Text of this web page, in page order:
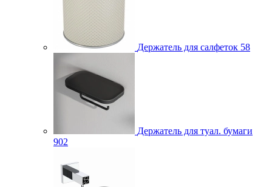
Держатель для салфеток 58
Держатель для туал. бумаги
902